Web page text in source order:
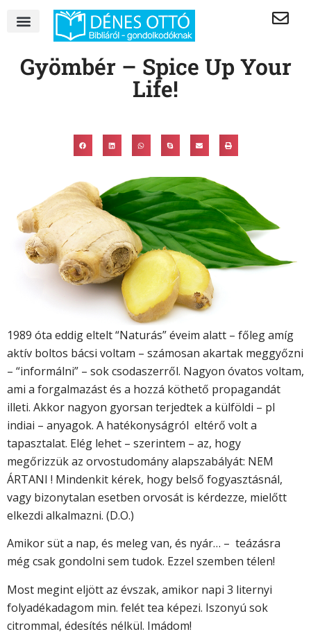
Gyömbér – Spice Up Your
Life!
1989 óta eddig eltelt “Naturás” éveim alatt – főleg amíg
aktív boltos bácsi voltam – számosan akartak meggyőzni
– “informálni” – sok csodaszerről. Nagyon óvatos voltam,
ami a forgalmazást és a hozzá köthető propagandát
illeti. Akkor nagyon gyorsan terjedtek a külföldi – pl
indiai – anyagok. A hatékonyságról eltérő volt a
tapasztalat. Elég lehet – szerintem – az, hogy
megőrizzük az orvostudomány alapszabályát: NEM
ÁRTANI ! Mindenkit kérek, hogy belső fogyasztásnál,
vagy bizonytalan esetben orvosát is kérdezze, mielőtt
elkezdi alkalmazni. (D.O.)
Amikor süt a nap, és meleg van, és nyár… – teázásra
még csak gondolni sem tudok. Ezzel szemben télen!
Most megint eljött az évszak, amikor napi 3 liternyi
folyadékadagom min. felét tea képezi. Iszonyú sok
citrommal, édesítés nélkül. Imádom!